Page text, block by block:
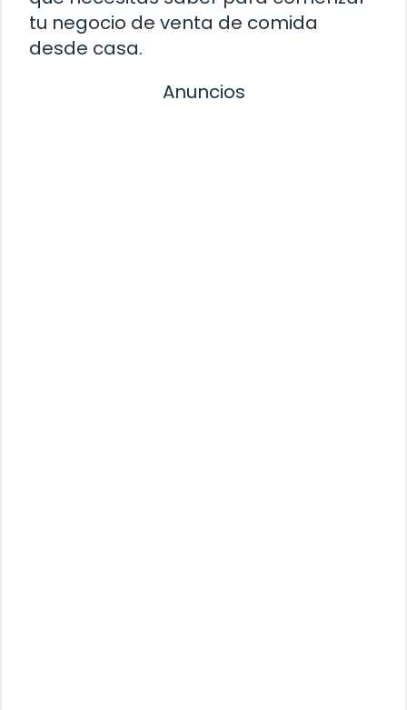
tu negocio de venta de comida
desde casa.
Anuncios